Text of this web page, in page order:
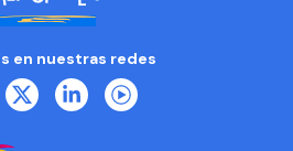
en nuestras redes